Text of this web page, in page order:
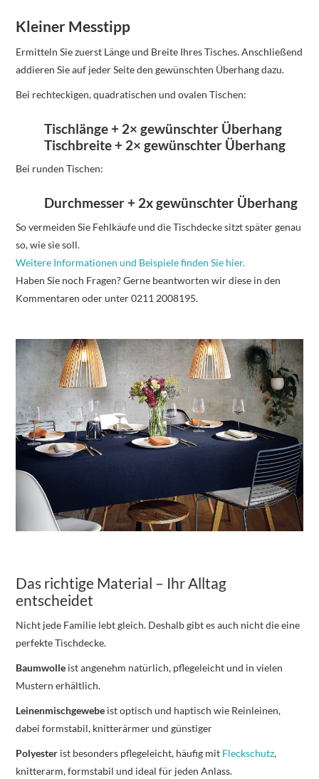
Kleiner Messtipp
Ermitteln Sie zuerst Länge und Breite Ihres Tisches. Anschließend
addieren Sie auf jeder Seite den gewünschten Überhang dazu.
Bei rechteckigen, quadratischen und ovalen Tischen:
Tischlänge + 2× gewünschter Überhang
Tischbreite + 2× gewünschter Überhang
Bei runden Tischen:
Durchmesser + 2x gewünschter Überhang
So vermeiden Sie Fehlkäufe und die Tischdecke sitzt später genau
so, wie sie soll.
Weitere Informationen und Beispiele finden Sie hier.
Haben Sie noch Fragen? Gerne beantworten wir diese in den
Kommentaren oder unter 0211 2008195.
Das richtige Material – Ihr Alltag
entscheidet
Nicht jede Familie lebt gleich. Deshalb gibt es auch nicht die eine
perfekte Tischdecke.
Baumwolle ist angenehm natürlich, pflegeleicht und in vielen
Mustern erhältlich.
Leinenmischgewebe ist optisch und haptisch wie Reinleinen,
dabei formstabil, knitterärmer und günstiger
Polyester ist besonders pflegeleicht, häufig mit Fleckschutz,
knitterarm, formstabil und ideal für jeden Anlass.